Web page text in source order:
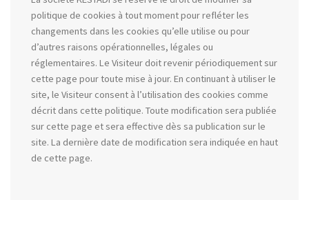
politique de cookies à tout moment pour refléter les
changements dans les cookies qu’elle utilise ou pour
d’autres raisons opérationnelles, légales ou
réglementaires. Le Visiteur doit revenir périodiquement sur
cette page pour toute mise à jour. En continuant à utiliser le
site, le Visiteur consent à l’utilisation des cookies comme
décrit dans cette politique. Toute modification sera publiée
sur cette page et sera effective dès sa publication sur le
site. La dernière date de modification sera indiquée en haut
de cette page.